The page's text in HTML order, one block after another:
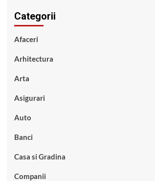
Categorii
Afaceri
Arhitectura
Arta
Asigurari
Auto
Banci
Casa si Gradina
Companii